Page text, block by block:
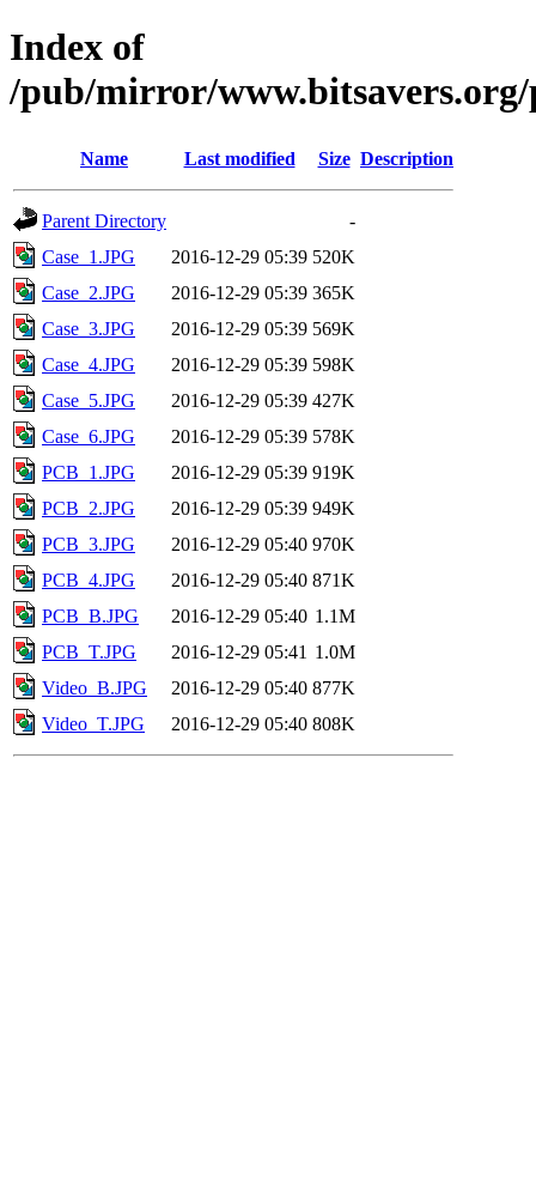
Index of
/pub/mirror/
Name Last modified Size Description
Parent Directory
-
Case_1.JPG
2016-12-29 05:39 520K
Case_2.JPG
2016-12-29 05:39 365K
Case_3.JPG
2016-12-29 05:39 569K
Case_4.JPG
2016-12-29 05:39 598K
Case_5.JPG
2016-12-29 05:39 427K
Case_6.JPG
2016-12-29 05:39 578K
PCB_1.JPG
2016-12-29 05:39 919K
PCB_2.JPG
2016-12-29 05:39 949K
PCB_3.JPG
2016-12-29 05:40 970K
PCB_4.JPG
2016-12-29 05:40 871K
PCB_B.JPG
2016-12-29 05:40 1.1M
PCB_T.JPG
2016-12-29 05:41 1.0M
Video_B.JPG
2016-12-29 05:40 877K
Video_T.JPG
2016-12-29 05:40 808K